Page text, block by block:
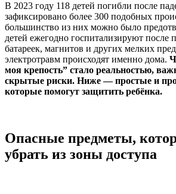
В 2023 году 118 детей погибли после
зафиксировано более 300 подобных
большинство из них можно было
детей ежегодно госпитализируют после
батареек, магнитов и других мелких
электротравм происходят именно дома.
моя крепость” стало реальностью,
скрытые риски. Ниже — простые и
которые помогут защитить ребёнка.
Опасные предметы,
убрать из зоны доступа